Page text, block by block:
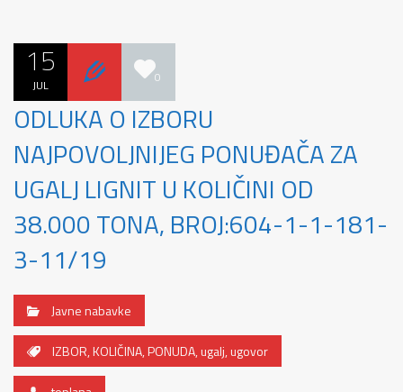
15
JUL 0
ODLUKA O IZBORU
NAJPOVOLJNIJEG PONUĐAČA ZA
UGALJ LIGNIT U KOLIČINI OD
38.000 TONA, BROJ:604-1-1-181-
3-11/19
Javne nabavke
IZBOR,KOLIČINA,PONUDA,ugalj,ugovor